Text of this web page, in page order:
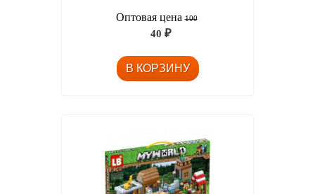
Оптовая цена 100
40 ₽